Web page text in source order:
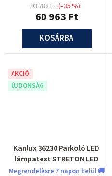
60 963 Ft
93 788 Ft (–35 %)
KOSÁRBA
AKCIÓ
ÚJDONSÁG
Kanlux 36230 Parkoló LED
lámpatest STRETON LED
Megrendelèsre 7 napon belül 🚚